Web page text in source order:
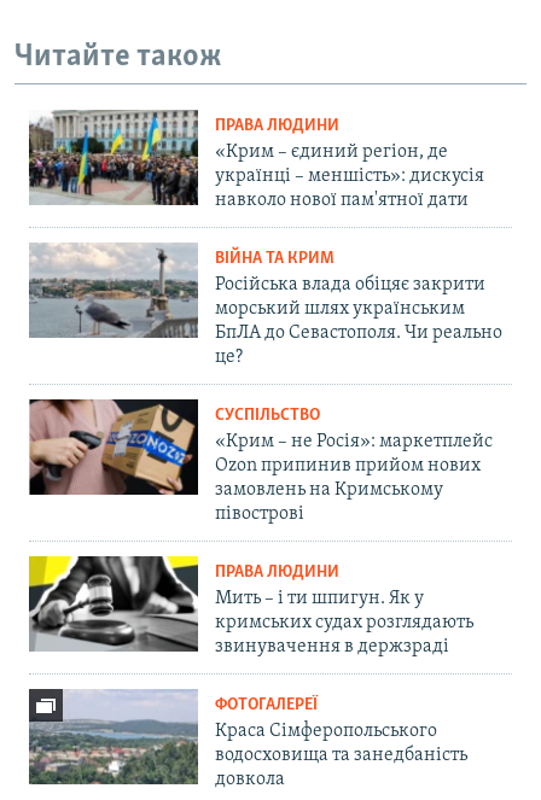
Читайте також
ПРАВА ЛЮДИНИ
«Крим – єдиний регіон, де
українці – меншість»: дискусія
навколо нової пам'ятної дати
ВІЙНА ТА КРИМ
Російська влада обіцяє закрити
морський шлях українським
БпЛА до Севастополя. Чи реально
це?
СУСПІЛЬСТВО
«Крим – не Росія»: маркетплейс
Ozon припинив прийом нових
замовлень на Кримському
півострові
ПРАВА ЛЮДИНИ
Мить – і ти шпигун. Як у
кримських судах розглядають
звинувачення в держзраді
ФОТОГАЛЕРЕЇ
Краса Сімферопольського
водосховища та занедбаність
довкола